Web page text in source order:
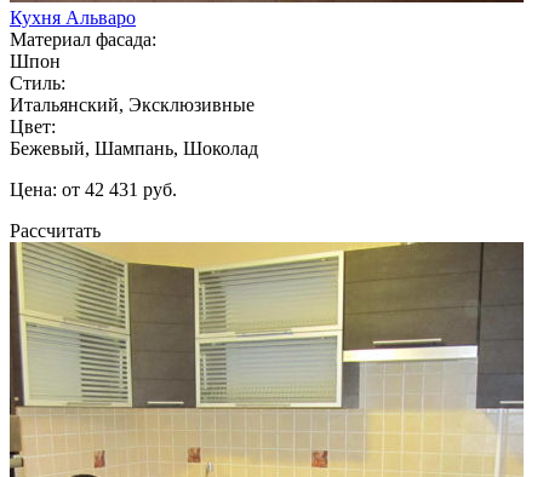
Кухня Альваро
Материал фасада:
Шпон
Стиль:
Итальянский, Эксклюзивные
Цвет:
Бежевый, Шампань, Шоколад
Цена: от 42 431 руб.
Рассчитать